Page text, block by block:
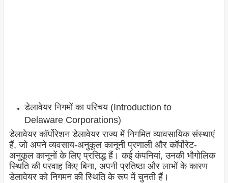
डेलावेयर निगमों का परिचय (Introduction to
Delaware Corporations)
डेलावेयर कॉर्पोरेशन डेलावेयर राज्य में निगमित व्यावसायिक संस्थाएं
हैं, जो अपने व्यवसाय-अनुकूल कानूनी प्रणाली और कॉर्पोरेट-
अनुकूल कानूनों के लिए प्रसिद्ध हैं। कई कंपनियां, उनकी भौगोलिक
स्थिति की परवाह किए बिना, अपनी प्रतिष्ठा और लाभों के कारण
डेलावेयर को निगमन की स्थिति के रूप में चुनती हैं।